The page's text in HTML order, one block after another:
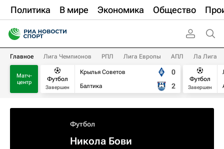
Политика В мире Экономика Общество
Главное Лига Чемпионов РПЛ Лига Европы АПЛ Ла Лига
Матч-
центр
Футбол
Завершен
Крылья Советов
Балтика
0
2
Футбол
Завершен
Футбол
Никола Бови